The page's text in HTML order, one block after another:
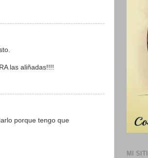
las aliñadas!!!!
porque tengo que
MI